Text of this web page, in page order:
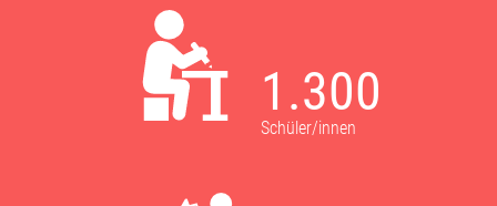
1.300
Schüler/innen